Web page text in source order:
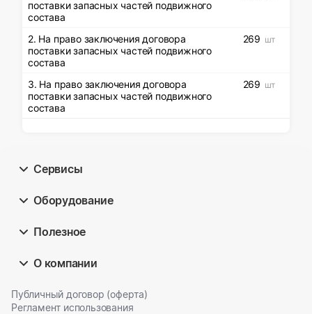
поставки запасных частей подвижного
состава
2. На право заключения договора
поставки запасных частей подвижного
состава
269 шт
3. На право заключения договора
поставки запасных частей подвижного
состава
269 шт
Сервисы
Оборудование
Полезное
О компании
Публичный договор (оферта)
Регламент использования